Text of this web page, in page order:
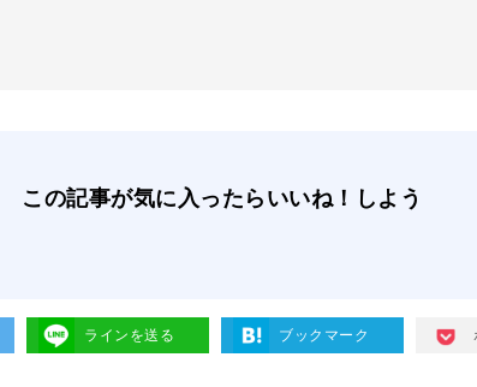
この記事が気に入ったらいいね！しよう
ラインを送る ブックマーク